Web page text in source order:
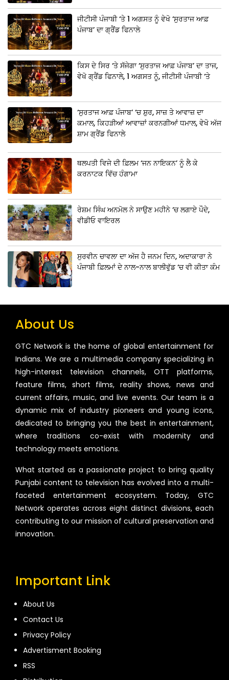
ਜੀਟੀਸੀ ਪੰਜਾਬੀ ‘ਤੇ 1 ਅਗਸਤ ਨੂੰ ਵੇਖੋ ‘ਸੁਰਤਾਜ ਆਫ਼
ਪੰਜਾਬ’ ਦਾ ਗ੍ਰੈਂਡ ਫਿਨਾਲੇ
ਕਿਸ ਦੇ ਸਿਰ ‘ਤੇ ਸੱਜੇਗਾ ‘ਸੁਰਤਾਜ ਆਫ਼ ਪੰਜਾਬ’ ਦਾ ਤਾਜ,
ਵੇਖੋ ਗ੍ਰੈਂਡ ਫਿਨਾਲੇ, 1 ਅਗਸਤ ਨੂੰ, ਜੀਟੀਸੀ ਪੰਜਾਬੀ ‘ਤੇ
‘ਸੁਰਤਾਜ ਆਫ਼ ਪੰਜਾਬ’ ‘ਚ ਸ਼ੁਰ, ਸਾਜ਼ ਤੇ ਆਵਾਜ਼ ਦਾ
ਕਮਾਲ, ਕਿਹੜੀਆਂ ਆਵਾਜ਼ਾਂ ਕਰਨਗੀਆਂ ਧਮਾਲ, ਵੇਖੋ ਅੱਜ
ਸ਼ਾਮ ਗ੍ਰੈਂਡ ਫਿਨਾਲੇ
ਥਲਪਤੀ ਵਿਜੇ ਦੀ ਫ਼ਿਲਮ ‘ਜਨ ਨਾਇਕਨ’ ਨੂੰ ਲੈ ਕੇ
ਕਰਨਾਟਕ ਵਿੱਚ ਹੰਗਾਮਾ
ਰੇਸ਼ਮ ਸਿੰਘ ਅਨਮੋਲ ਨੇ ਸਾਉਣ ਮਹੀਨੇ ‘ਚ ਲਗਾਏ ਪੌਦੇ,
ਵੀਡੀਓ ਵਾਇਰਲ
ਸੁਰਵੀਨ ਚਾਵਲਾ ਦਾ ਅੱਜ ਹੈ ਜਨਮ ਦਿਨ, ਅਦਾਕਾਰਾ ਨੇ
ਪੰਜਾਬੀ ਫ਼ਿਲਮਾਂ ਦੇ ਨਾਲ-ਨਾਲ ਬਾਲੀਵੁੱਡ ‘ਚ ਵੀ ਕੀਤਾ ਕੰਮ
About Us
GTC Network is the home of global entertainment for
Indians. We are a multimedia company specializing in
high-interest television channels, OTT platforms,
feature films, short films, reality shows, news and
current affairs, music, and live events. Our team is a
dynamic mix of industry pioneers and young icons,
dedicated to bringing you the best in entertainment,
where traditions co-exist with modernity and
technology meets emotions.
What started as a passionate project to bring quality
Punjabi content to television has evolved into a multi-
faceted entertainment ecosystem. Today, GTC
Network operates across eight distinct divisions, each
contributing to our mission of cultural preservation and
innovation.
Important Link
About Us
Contact Us
Privacy Policy
Advertisment Booking
RSS